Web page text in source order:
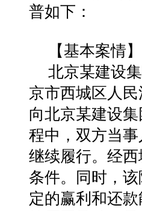
普如下：
【基本案情】
北京某建设
京市西城区人
向北京某建设
程中，双方当
继续履行。经
条件。同时，
定的赢利和还